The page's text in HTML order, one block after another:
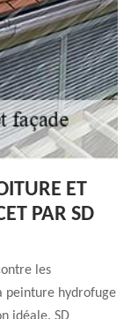
ET
PAR SD
les
peinture hydrofuge